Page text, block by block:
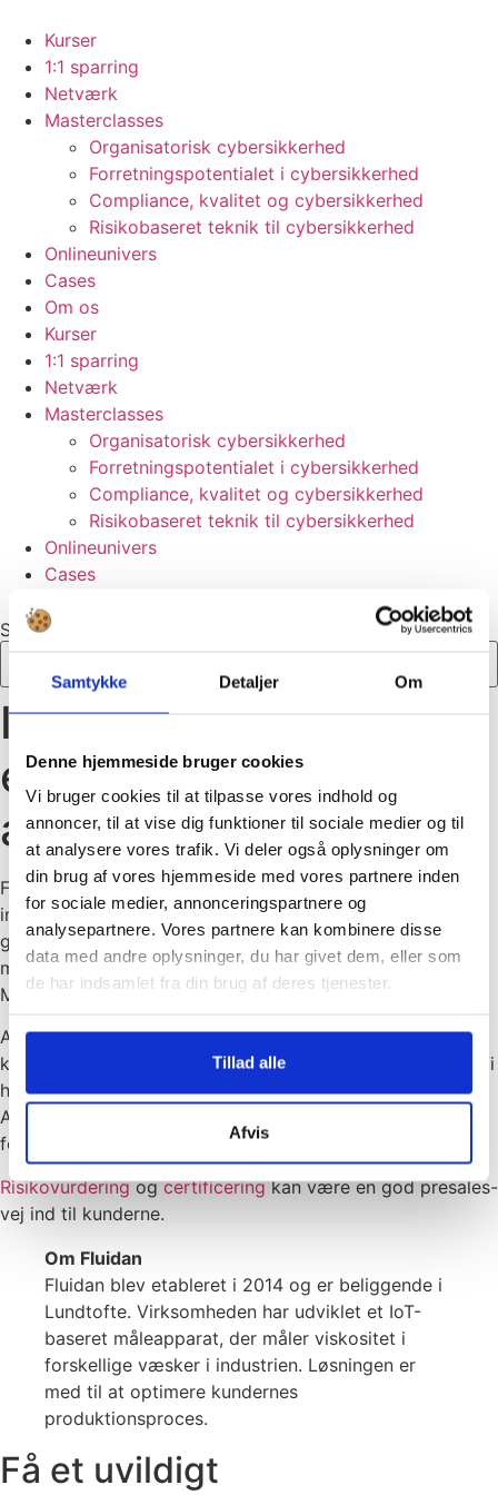
Samtykke Detaljer Om
Denne hjemmeside bruger cookies
Vi bruger cookies til at tilpasse vores indhold og
annoncer, til at vise dig funktioner til sociale medier og til
at analysere vores trafik. Vi deler også oplysninger om
din brug af vores hjemmeside med vores partnere inden
for sociale medier, annonceringspartnere og
analysepartnere. Vores partnere kan kombinere disse
data med andre oplysninger, du har givet dem, eller som
de har indsamlet fra din brug af deres tjenester.
Tillad alle
Afvis
indhold
Kurser
1:1 sparring
Netværk
Masterclasses
Organisatorisk cybersikkerhed
Forretningspotentialet i cybersikkerhed
Compliance, kvalitet og cybersikkerhed
Risikobaseret teknik til cybersikkerhed
Onlineunivers
Cases
Om os
Kurser
1:1 sparring
Netværk
Masterclasses
Organisatorisk cybersikkerhed
Forretningspotentialet i cybersikkerhed
Compliance, kvalitet og cybersikkerhed
Risikobaseret teknik til cybersikkerhed
Onlineunivers
Cases
Søg
IoT-cybersikkerhed er
et vigtigt pre-sales
aktiv for Fluidan
Fluidan laver måleapparater, der kan måle viskositet i en
industriel skala. IoT kommer ind i billedet, fordi Fluidan
gerne vil sælge deres kunder en service: Deres
måleværdier.
Michael Sylvest, Software Engineer, Fluidan:
Apparatet er forbundet til nettet og samler data. Vores
kunder skal kunne stole på, at data forbliver
data. Vi
har nogle ekspertiser in-house, men vi kan også bruge
Alexandra Instituttets solide ekspertise både
forretningsmæssigt og teknisk.
Risikovurderingogcertificeringkan være en god presales-
vej ind til kunderne.
Om Fluidan
Fluidan blev etableret i 2014 og er beliggende i
Lundtofte. Virksomheden har udviklet et IoT-
baseret måleapparat, der måler viskositet i
forskellige væsker i industrien. Løsningen er
med til at optimere kundernes
produktionsproces.
Få et uvildigt